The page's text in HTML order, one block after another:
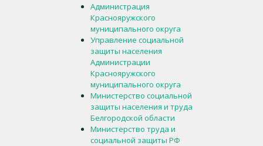
Администрация
Краснояружского
муниципального округа
Управление социальной
защиты населения
Администрации
Краснояружского
муниципального округа
Министерство социальной
защиты населения и труда
Белгородской области
Министерство труда и
социальной защиты РФ